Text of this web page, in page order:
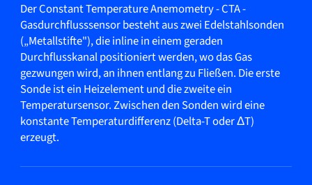
Der Constant Temperature Anemometry - CTA -
Gasdurchflusssensor besteht aus zwei Edelstahlsonden
(„Metallstifte"), die inline in einem geraden
Durchflusskanal positioniert werden, wo das Gas
gezwungen wird, an ihnen entlang zu Fließen. Die erste
Sonde ist ein Heizelement und die zweite ein
Temperatursensor. Zwischen den Sonden wird eine
konstante Temperaturdifferenz (Delta-T oder ΔT)
erzeugt.